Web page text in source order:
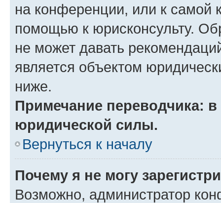
на конференции, или к самой
помощью к юрисконсульту.
не может давать
является объектом
ниже.
Примечание переводчика:
юридической силы.
Вернуться к началу
Почему я не могу
Возможно, администратор